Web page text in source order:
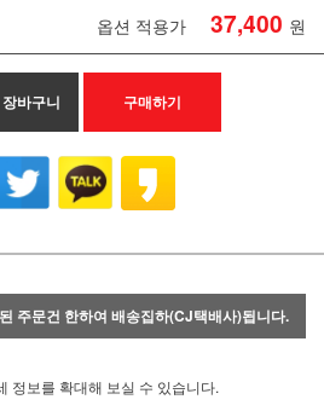
옵션 적용가 37,400 원
장바구니 구매하기
주문건 한하여 배송집하(CJ택배사)됩니다.
정보를 확대해 보실 수 있습니다.